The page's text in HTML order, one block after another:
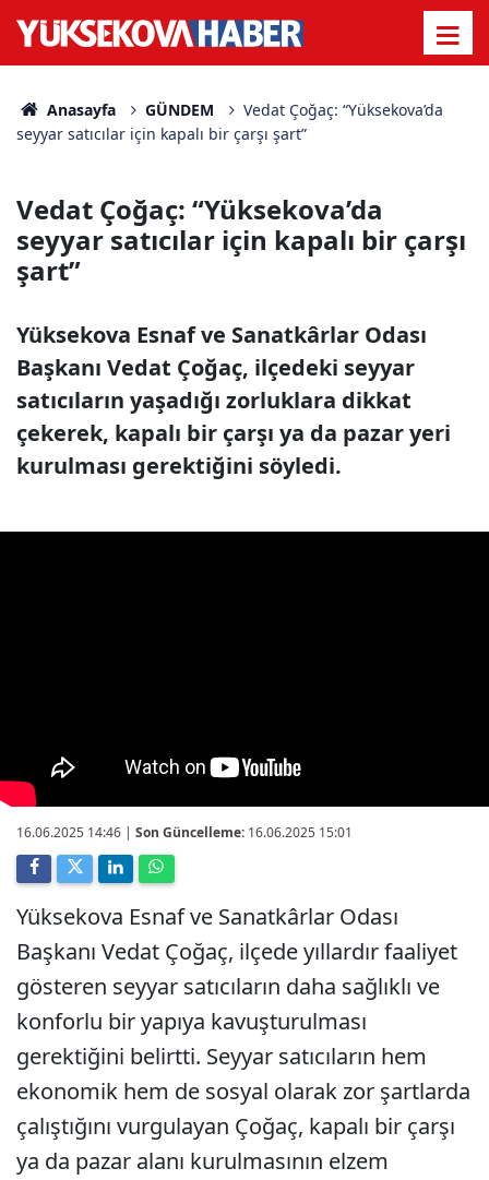
Anasayfa GÜNDEM
Vedat Çoğaç: “Yüksekova’da
seyyar satıcılar için kapalı bir çarşı şart”
Vedat Çoğaç: “Yüksekova’da
seyyar satıcılar için kapalı bir çarşı
şart”
Yüksekova Esnaf ve Sanatkârlar Odası
Başkanı Vedat Çoğaç, ilçedeki seyyar
satıcıların yaşadığı zorluklara dikkat
çekerek, kapalı bir çarşı ya da pazar yeri
kurulması gerektiğini söyledi.
16.06.2025 14:46 | Son Güncelleme: 16.06.2025 15:01
Yüksekova Esnaf ve Sanatkârlar Odası
Başkanı Vedat Çoğaç, ilçede yıllardır faaliyet
gösteren seyyar satıcıların daha sağlıklı ve
konforlu bir yapıya kavuşturulması
gerektiğini belirtti. Seyyar satıcıların hem
ekonomik hem de sosyal olarak zor şartlarda
çalıştığını vurgulayan Çoğaç, kapalı bir çarşı
ya da pazar alanı kurulmasının elzem